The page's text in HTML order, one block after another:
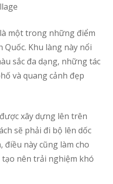
một trong những điểm
Khu làng này nổi
sắc đa dạng, những tác
và quang cảnh đẹp
xây dựng lên trên
sẽ phải đi bộ lên dốc
điều này cũng làm cho
nên trải nghiệm khó